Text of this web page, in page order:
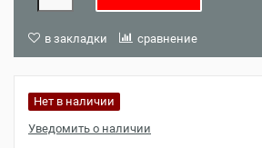
в закладки сравнение
Нет в наличии
Уведомить о наличии